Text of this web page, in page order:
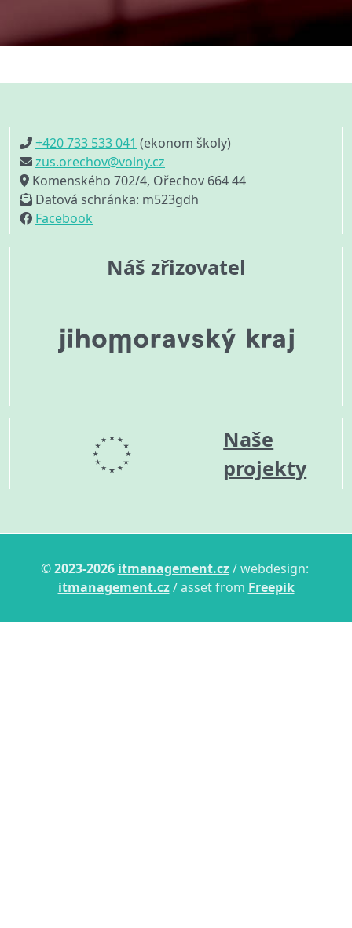
+420 733 533 041 (ekonom školy)
zus.orechov@volny.cz
Komenského 702/4, Ořechov 664 44
Datová schránka: m523gdh
Facebook
Náš zřizovatel
Naše
projekty
© 2023-2026 itmanagement.cz / webdesign:
itmanagement.cz / asset from Freepik